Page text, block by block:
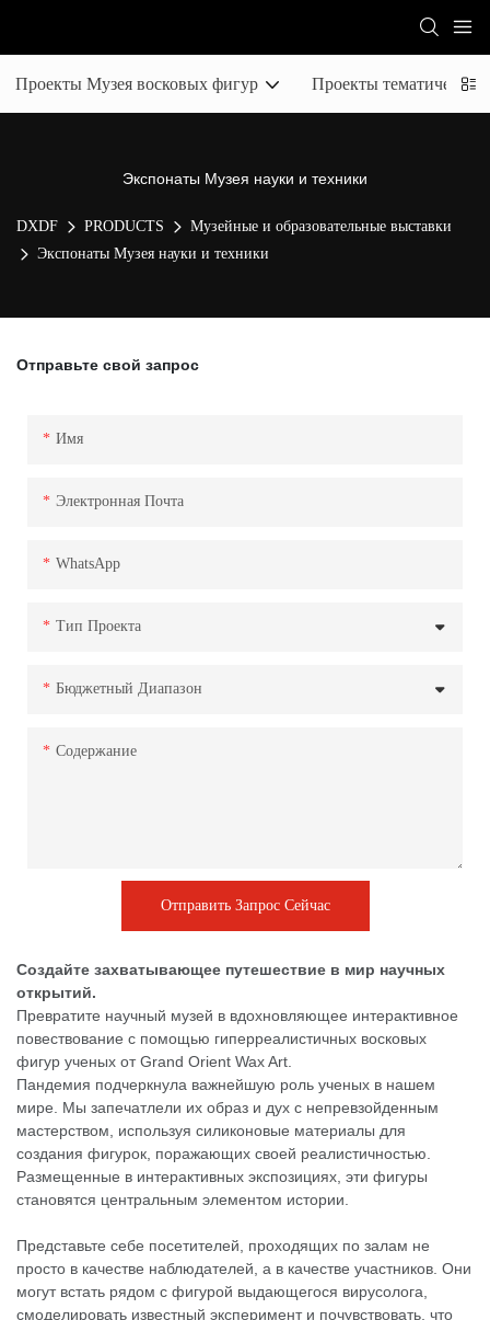
Проекты Музея восковых фигур Проекты
Экспонаты Музея науки и техники
DXDF PRODUCTS
Музейные и образовательные выставки
Экспонаты Музея науки и техники
Отправьте свой запрос
Имя
Электронная Почта
WhatsApp
Тип Проекта
Бюджетный Диапазон
Содержание
Отправить Запрос Сейчас
Создайте захватывающее путешествие в мир научных
открытий.
Превратите научный музей в вдохновляющее интерактивное
повествование с помощью гиперреалистичных восковых
фигур ученых от Grand Orient Wax Art.
Пандемия подчеркнула важнейшую роль ученых в нашем
мире. Мы запечатлели их образ и дух с непревзойденным
мастерством, используя силиконовые материалы для
создания фигурок, поражающих своей реалистичностью.
Размещенные в интерактивных экспозициях, эти фигуры
становятся центральным элементом истории.
Представьте себе посетителей, проходящих по залам не
просто в качестве наблюдателей, а в качестве участников. Они
могут встать рядом с фигурой выдающегося вирусолога,
смоделировать известный эксперимент и почувствовать, что